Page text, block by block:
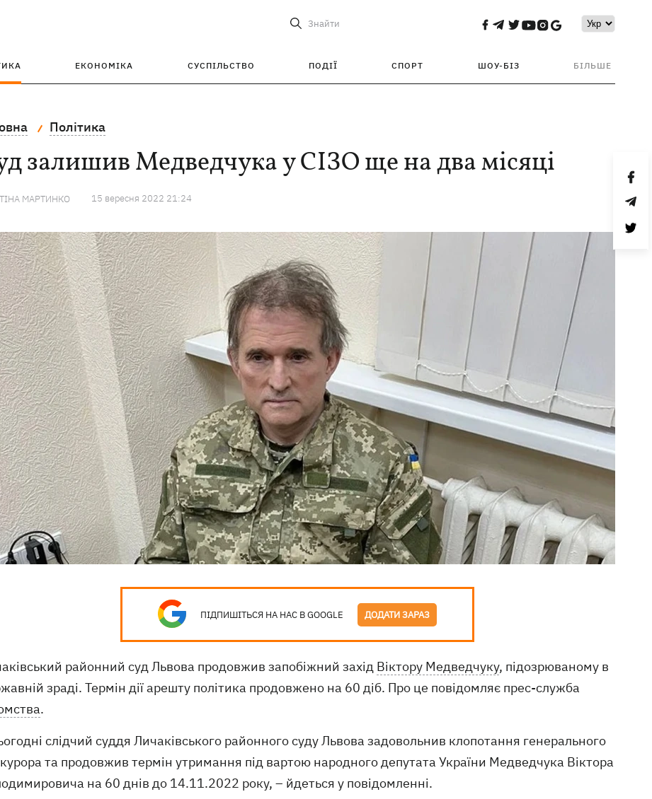
Знайти
ЕКОНОМІКА СУСПІЛЬСТВО ПОДІЇ СПОРТ ШОУ-БІЗ БІЛЬШЕ
Політика
залишив Медведчука у СІЗО ще на два місяці
МАРТИНКО 15 вересня 2022 21:24
ПІДПИШІТЬСЯ НА НАС В GOOGLE ДОДАТИ ЗАРАЗ
районний суд Львова продовжив запобіжний захід Віктору Медведчуку, підозрюваному в
зраді. Термін дії арешту політика продовжено на 60 діб. Про це повідомляє прес-служба
.
слідчий суддя Личаківського районного суду Львова задовольнив клопотання генерального
та продовжив термін утримання під вартою народного депутата України Медведчука Віктора
на 60 днів до 14.11.2022 року, – йдеться у повідомленні.